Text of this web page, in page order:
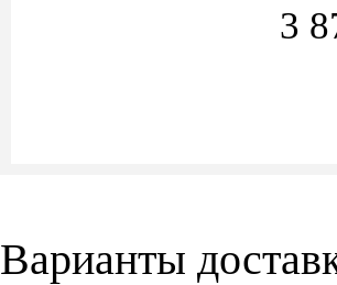
3
Варианты